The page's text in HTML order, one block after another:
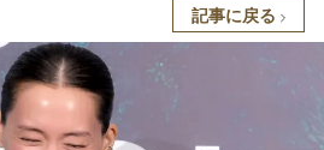
記事に戻る